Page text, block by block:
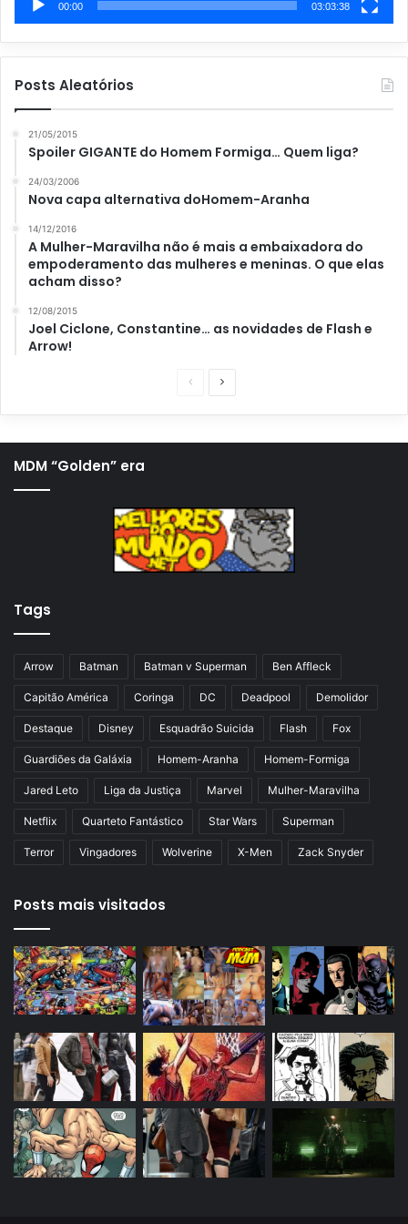
00:00 03:03:38
Posts Aleatórios
21/05/2015
Spoiler GIGANTE do Homem Formiga… Quem liga?
24/03/2006
Nova capa alternativa doHomem-Aranha
14/12/2016
A Mulher-Maravilha não é mais a embaixadora do
empoderamento das mulheres e meninas. O que elas
acham disso?
12/08/2015
Joel Ciclone, Constantine… as novidades de Flash e
Arrow!
a
a
n
m
a
p
n
MDM “Golden” era
Tags
Arrow Batman Batman v Superman Ben Affleck
Capitão América Coringa DC Deadpool Demolidor
Destaque Disney Esquadrão Suicida Flash Fox
Guardiões da Galáxia Homem-Aranha Homem-Formiga
Jared Leto Liga da Justiça Marvel Mulher-Maravilha
Netflix Quarteto Fantástico Star Wars Superman
Terror Vingadores Wolverine X-Men Zack Snyder
Posts mais visitados